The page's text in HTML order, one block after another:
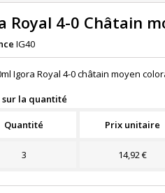
Royal 4-0 Châtain
IG40
Igora Royal 4-0 châtain moyen
sur la quantité
Quantité Prix unitaire
3 14,92 €